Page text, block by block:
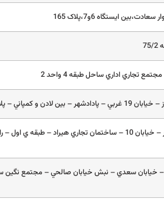
تجاري اداري ساحل طبقه 4 واحد 2
لادن و کمپاني – پلاک 42
اهواز – پادادشهر – خيابان 10 – ساختمان تجاري هيراد – طبقه ي
– خيابان سعدي – نبش خيابان صالحي – مجتمع